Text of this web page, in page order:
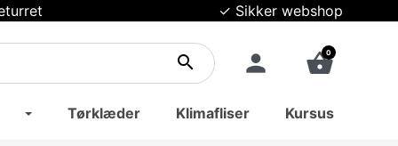
✓ Sikker webshop
search person shopping_basket
0
Tørklæder Klimafliser Kursus